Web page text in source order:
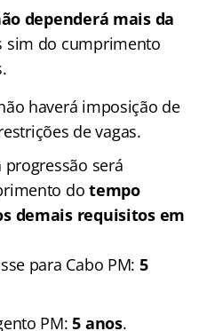
dependerá mais da
sim do cumprimento
haverá imposição de
de vagas.
progressão será
do tempo
demais requisitos em
para Cabo PM: 5
PM:5 anos.